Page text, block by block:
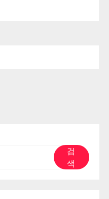
검
색